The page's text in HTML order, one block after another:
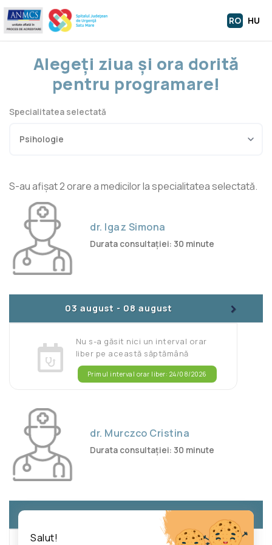
RO HU
Alegeți ziua și ora dorită
pentru programare!
Specialitatea selectată
S-au afișat 2 orare a medicilor la specialitatea selectată.
dr. Igaz Simona
Durata consultației: 30 minute
03 august - 08 august >
Nu s-a găsit nici un interval orar
liber pe această săptămână
Primul interval orar liber: 24/08/2026
dr. Murczco Cristina
Durata consultației: 30 minute
03 august-08 august >
Salut!